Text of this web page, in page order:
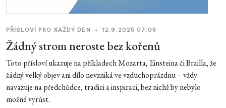
PŘÍSLOVÍ PRO KAŽDÝ DEN • 12.9.2025 07:08
Žádný strom neroste bez kořenů
Toto přísloví ukazuje na příkladech Mozarta, Einsteina či Brailla, že
žádný velký objev ani dílo nevzniká ve vzduchoprázdnu – vždy
navazuje na předchůdce, tradici a inspiraci, bez nichž by nebylo
možné vyrůst.